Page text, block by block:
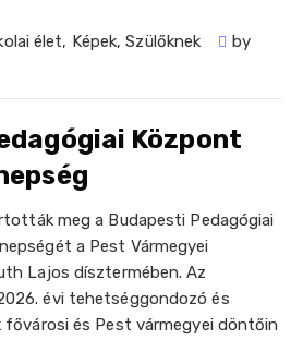
élet, Képek,Szülőknek
by
Központ
meg a Budapesti Pedagógiai
a Pest Vármegyei
Lajos dísztermében. Az
évi tehetséggondozó és
fővárosi és Pest vármegyei döntőin